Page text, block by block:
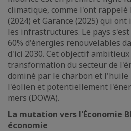
climatique, comme l'ont rappelé
(2024) et Garance (2025) qui
les infrastructures. Le pays
60% d'énergies renouvelables
d'ici 2030. Cet objectif
transformation du secteur de
dominé par le charbon et l'huile
l'éolien et potentiellement
mers (DOWA).
La mutation vers l'Économie
économie